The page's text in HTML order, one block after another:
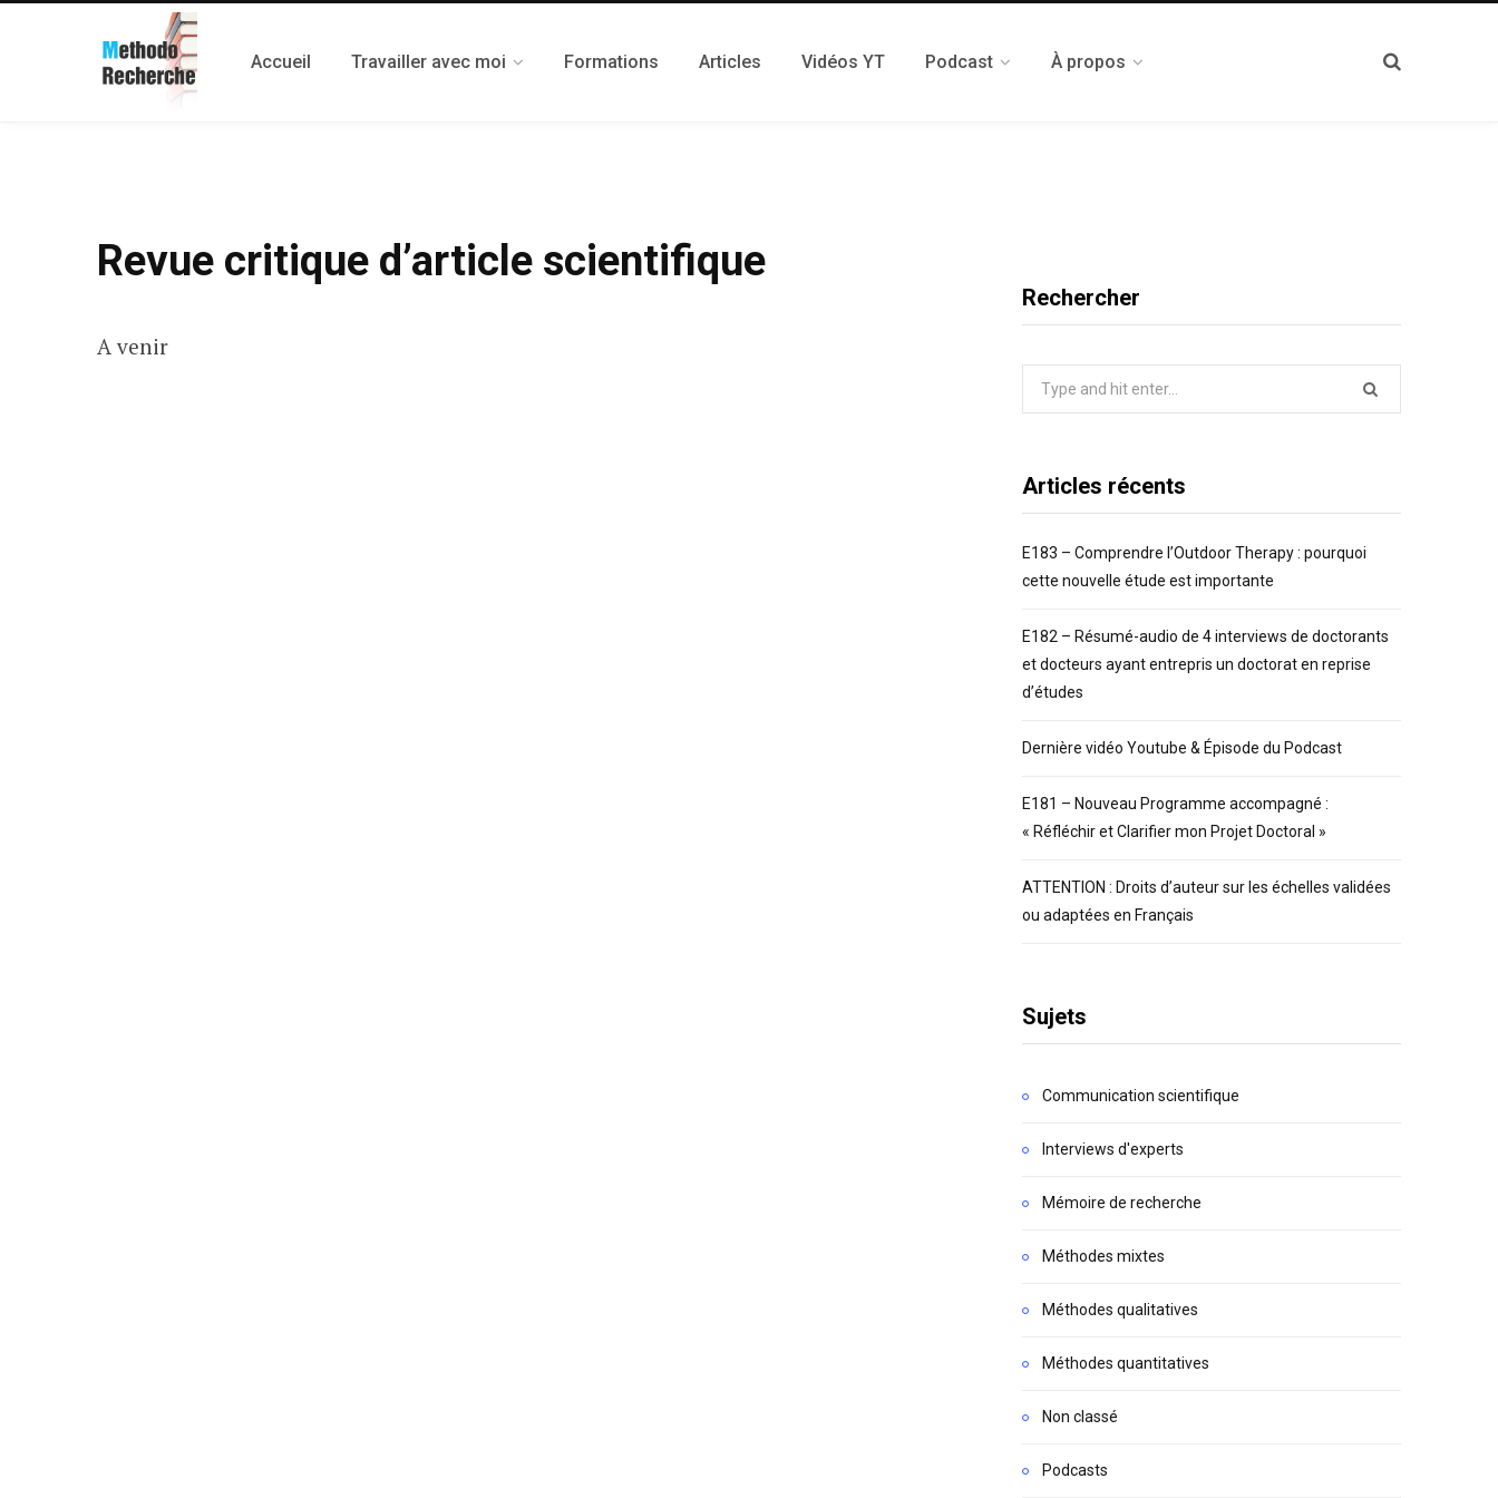
Accueil Travailler avec moi Formations Articles Vidéos YT Podcast À propos
Revue critique d’article scientifique
A venir
Rechercher
Articles récents
E183 – Comprendre l’Outdoor Therapy : pourquoi
cette nouvelle étude est importante
E182 – Résumé-audio de 4 interviews de doctorants
et docteurs ayant entrepris un doctorat en reprise
d’études
Dernière vidéo Youtube & Épisode du Podcast
E181 – Nouveau Programme accompagné :
« Réfléchir et Clarifier mon Projet Doctoral »
ATTENTION : Droits d’auteur sur les échelles validées
ou adaptées en Français
Sujets
Communication scientifique
Interviews d'experts
Mémoire de recherche
Méthodes mixtes
Méthodes qualitatives
Méthodes quantitatives
Non classé
Podcasts